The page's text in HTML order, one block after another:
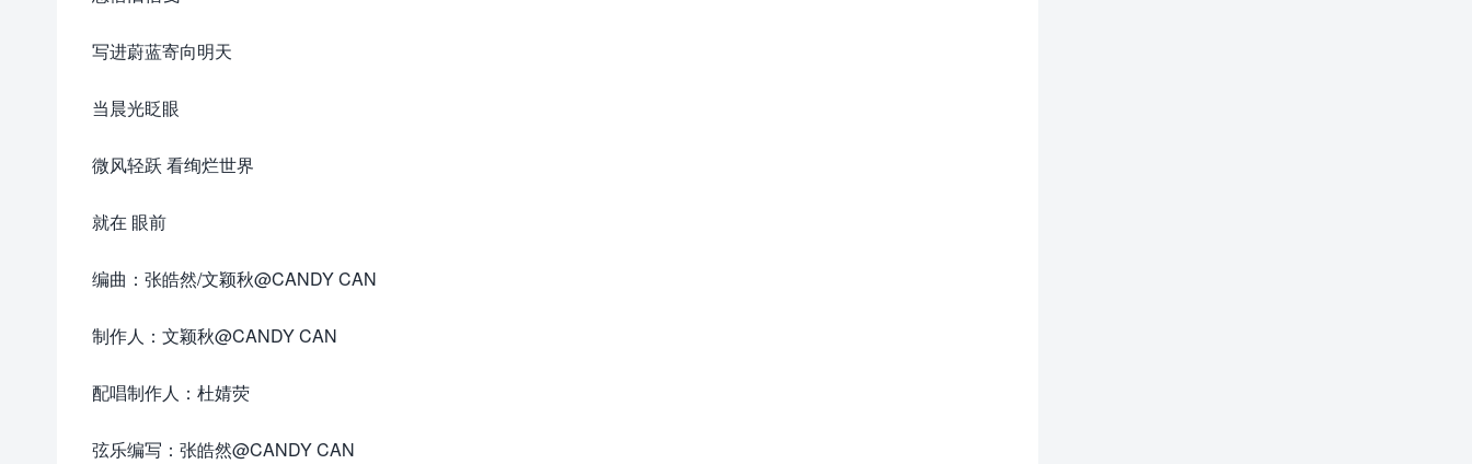
写进蔚蓝寄向明天
当晨光眨眼
微风轻跃 看绚烂世界
就在 眼前
编曲：张皓然/文颖秋@CANDY CAN
制作人：文颖秋@CANDY CAN
配唱制作人：杜婧荧
弦乐编写：张皓然@CANDY CAN